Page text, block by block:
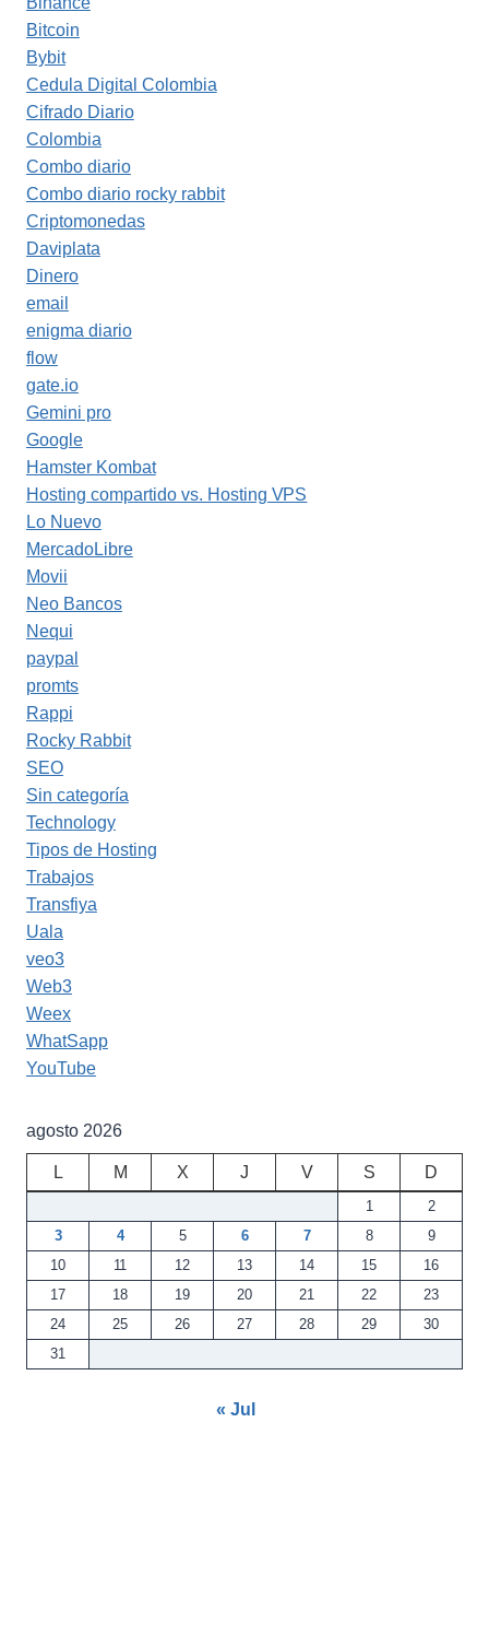
Bitcoin
Bybit
Cedula Digital Colombia
Cifrado Diario
Colombia
Combo diario
Combo diario rocky rabbit
Criptomonedas
Daviplata
Dinero
email
enigma diario
flow
gate.io
Gemini pro
Google
Hamster Kombat
Hosting compartido vs. Hosting VPS
Lo Nuevo
MercadoLibre
Movii
Neo Bancos
Nequi
paypal
promts
Rappi
Rocky Rabbit
SEO
Sin categoría
Technology
Tipos de Hosting
Trabajos
Transfiya
Uala
veo3
Web3
Weex
WhatSapp
YouTube
agosto 2026
L M X J V S D
1
2
3
4 5 6 7 8
9
10
11 12 13 14 15
16
17
18 19 20 21 22
23
24
25 26 27 28 29
30
31
« Jul